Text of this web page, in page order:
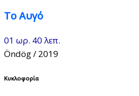
Το Αυγό
01 ωρ. 40 λεπ.
Öndög/ 2019
Κυκλοφορία